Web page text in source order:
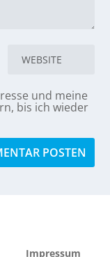
und meine
bis ich wieder
Impressum